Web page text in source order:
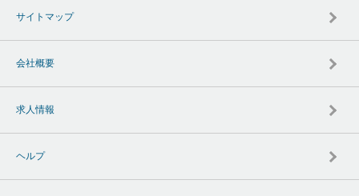
サイトマップ
会社概要
求人情報
ヘルプ